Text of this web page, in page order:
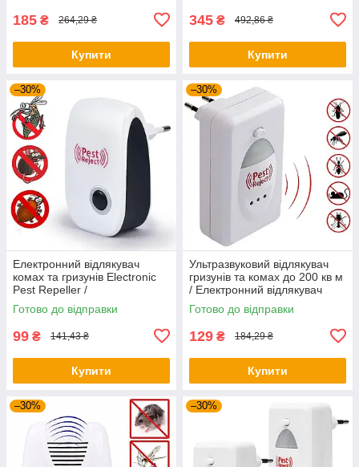
185 ₴ 264,29 ₴
Купити
345 ₴ 492,86 ₴
Купити
–30%
Електронний відлякувач
комах та гризунів Electronic
Pest Repeller /
Ультразвуковий відлякувач
мишей
Готово до відправки
99 ₴ 141,43 ₴
Купити
–30%
Ультразвуковий відлякувач
гризунів та комах до 200 кв м
/ Електронний відлякувач
тарганів та мишей
Готово до відправки
129 ₴ 184,29 ₴
Купити
–30% –30%